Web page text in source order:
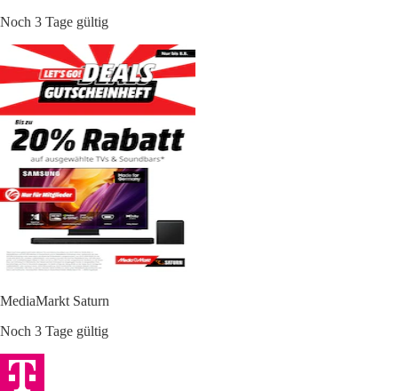
Noch 3 Tage gültig
MediaMarkt Saturn
Noch 3 Tage gültig